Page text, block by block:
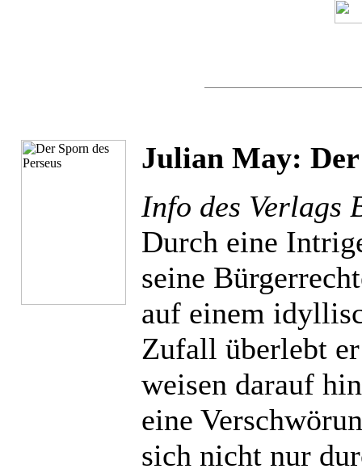
Julian May: Der
Info des Verlags
Durch eine
seine
auf einem
Zufall überlebt
weisen darauf
eine
sich nicht nur